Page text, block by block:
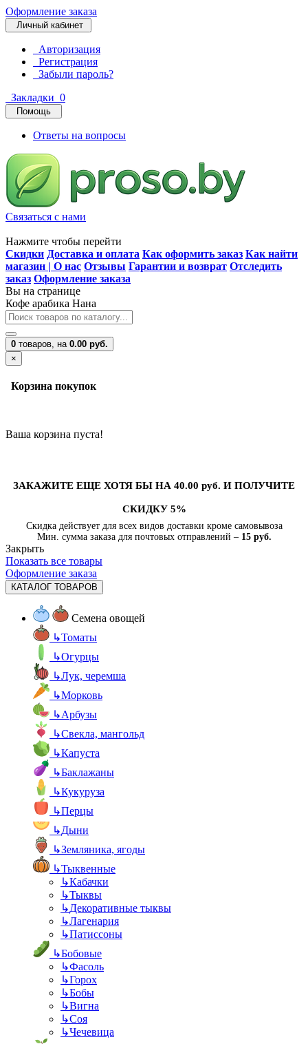
Оформление заказа
Личный кабинет
Авторизация
Регистрация
Забыли пароль?
Закладки 0
Помощь
Ответы на вопросы
Связаться с нами
Нажмите чтобы перейти
Скидки Доставка и оплата Как оформить заказ Как найти
магазин | О нас Отзывы Гарантии и возврат Отследить
заказ Оформление заказа
Вы на странице
Кофе арабика Нана
0 товаров, на 0.00 руб.
×
Корзина покупок
Ваша корзина пуста!
ЗАКАЖИТЕ ЕЩЕ ХОТЯ БЫ НА 40.00 руб. И ПОЛУЧИТЕ
СКИДКУ 5%
Скидка действует для всех видов доставки кроме самовывоза
Мин. сумма заказа для почтовых отправлений – 15 руб.
Закрыть
Показать все товары
Оформление заказа
КАТАЛОГ ТОВАРОВ
Семена овощей
↳Томаты
↳Огурцы
↳Лук, черемша
↳Морковь
↳Арбузы
↳Свекла, мангольд
↳Капуста
↳Баклажаны
↳Кукуруза
↳Перцы
↳Дыни
↳Земляника, ягоды
↳Тыквенные
↳Кабачки
↳Тыквы
↳Декоративные тыквы
↳Лагенария
↳Патиссоны
↳Бобовые
↳Фасоль
↳Горох
↳Бобы
↳Вигна
↳Соя
↳Чечевица